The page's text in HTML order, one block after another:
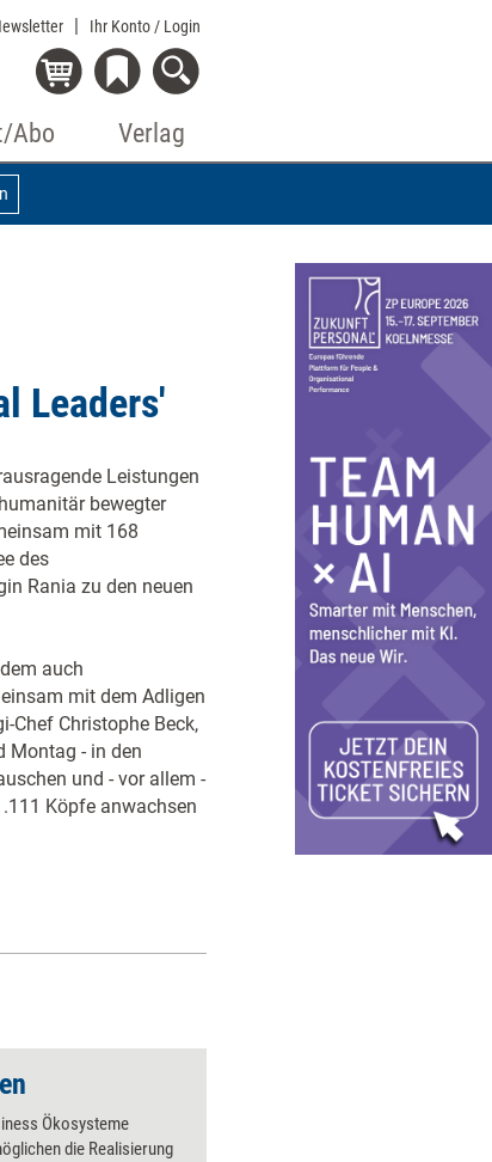
Ihr Konto / Login
Abo Verlag
Leaders'
Leistungen
bewegter
mit 168
des
Rania zu den neuen
auch
mit dem Adligen
Chef Christophe Beck,
Montag - in den
und - vor allem -
Köpfe anwachsen
Ökosysteme
die Realisierung